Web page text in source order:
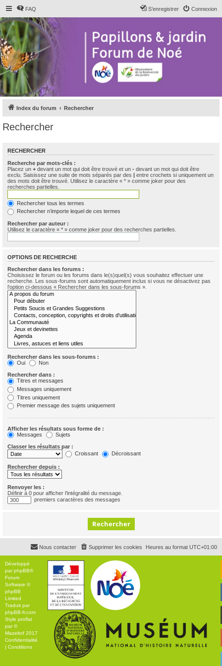
FAQ Connexion
S’enregistrer
Index du forum Rechercher
Rechercher
RECHERCHER
Recherche par mots-clés :
Placez un + devant un mot qui doit être trouvé et un - devant un mot qui doit être
exclu. Saisissez une suite de mots séparés par des | entre crochets si uniquement un
des mots doit être trouvé. Utilisez le caractère « * » comme joker pour des
recherches partielles.
Rechercher tous les termes
Rechercher n’importe lequel de ces termes
Rechercher par auteur :
Utilisez le caractère « * » comme joker pour des recherches partielles.
OPTIONS DE RECHERCHE
Rechercher dans les forums :
Choisissez le forum ou les forums dans le(s)quel(s) vous souhaitez effectuer une
recherche. Les sous-forums sont automatiquement inclus si vous ne désactivez pas
l’option ci-dessous « Rechercher dans les sous-forums ».
Rechercher dans les sous-forums :
Oui
Non
Rechercher dans :
Titres et messages
Messages uniquement
Titres uniquement
Premier message des sujets uniquement
Afficher les résultats sous forme de :
Messages
Sujets
Classer les résultats par :
Croissant
Décroissant
Rechercher depuis :
Renvoyer les :
Définir à 0 pour afficher l’intégralité du message.
premiers caractères des messages
Heures au format UTC+01:00
Supprimer les cookies
Nous contacter
Développé
parphpBB®
Forum
Software ©
phpBB
Limited
Traduit par
phpBB-fr.com
Style proflat
par ©
Mazeltof 2017
Confidentialité
Conditions